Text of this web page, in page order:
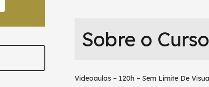
Sobre o Curso
Videoaulas – 120h – Sem Limite De